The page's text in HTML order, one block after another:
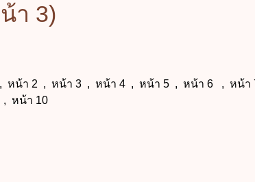
งแต่ ...
า 3)
หน้า 2 , หน้า 3 , หน้า 4 , หน้า 5 , หน้า 6 , หน้า
หน้า 10